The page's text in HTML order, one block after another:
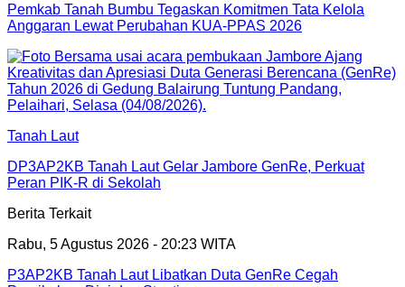
Pemkab Tanah Bumbu Tegaskan Komitmen Tata Kelola
Anggaran Lewat Perubahan KUA-PPAS 2026
Tanah Laut
DP3AP2KB Tanah Laut Gelar Jambore GenRe, Perkuat
Peran PIK-R di Sekolah
Berita Terkait
Rabu, 5 Agustus 2026 - 20:23 WITA
P3AP2KB Tanah Laut Libatkan Duta GenRe Cegah